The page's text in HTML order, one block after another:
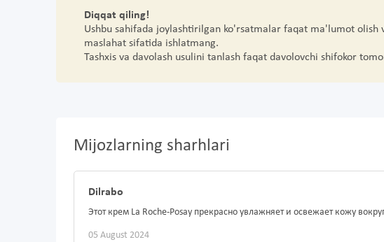
Diqqat qiling!
Ushbu sahifada joylashtirilgan ko'rsatmalar faqat ma'lumot
maslahat sifatida ishlatmang.
Tashxis va davolash usulini tanlash faqat davolovchi shifokor
Mijozlarning sharhlari
Dilrabo
Этот крем La Roche-Posay прекрасно увлажняет и освежает кожу
05 August 2024